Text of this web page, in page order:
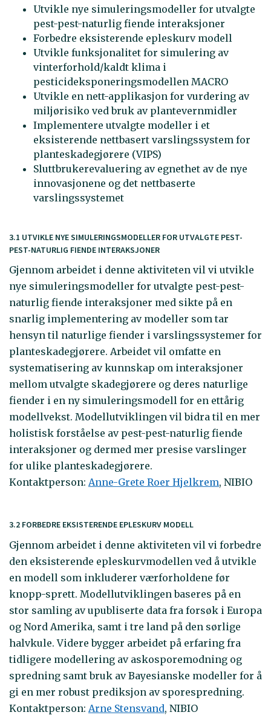
Utvikle nye simuleringsmodeller for utvalgte
pest-pest-naturlig fiende interaksjoner
Forbedre eksisterende epleskurv modell
Utvikle funksjonalitet for simulering av
vinterforhold/kaldt klima i
pesticideksponeringsmodellen MACRO
Utvikle en nett-applikasjon for vurdering av
miljørisiko ved bruk av plantevernmidler
Implementere utvalgte modeller i et
eksisterende nettbasert varslingssystem for
planteskadegjørere (VIPS)
Sluttbrukerevaluering av egnethet av de nye
innovasjonene og det nettbaserte
varslingssystemet
3.1 UTVIKLE NYE SIMULERINGSMODELLER FOR UTVALGTE PEST-
PEST-NATURLIG FIENDE INTERAKSJONER
Gjennom arbeidet i denne aktiviteten vil vi utvikle
nye simuleringsmodeller for utvalgte pest-pest-
naturlig fiende interaksjoner med sikte på en
snarlig implementering av modeller som tar
hensyn til naturlige fiender i varslingssystemer for
planteskadegjørere. Arbeidet vil omfatte en
systematisering av kunnskap om interaksjoner
mellom utvalgte skadegjørere og deres naturlige
fiender i en ny simuleringsmodell for en ettårig
modellvekst. Modellutviklingen vil bidra til en mer
holistisk forståelse av pest-pest-naturlig fiende
interaksjoner og dermed mer presise varslinger
for ulike planteskadegjørere.
Kontaktperson: Anne-Grete Roer Hjelkrem, NIBIO
3.2 FORBEDRE EKSISTERENDE EPLESKURV MODELL
Gjennom arbeidet i denne aktiviteten vil vi forbedre
den eksisterende epleskurvmodellen ved å utvikle
en modell som inkluderer værforholdene før
knopp-sprett. Modellutviklingen baseres på en
stor samling av upubliserte data fra forsøk i Europa
og Nord Amerika, samt i tre land på den sørlige
halvkule. Videre bygger arbeidet på erfaring fra
tidligere modellering av askosporemodning og
spredning samt bruk av Bayesianske modeller for å
gi en mer robust prediksjon av sporespredning.
Kontaktperson: Arne Stensvand, NIBIO